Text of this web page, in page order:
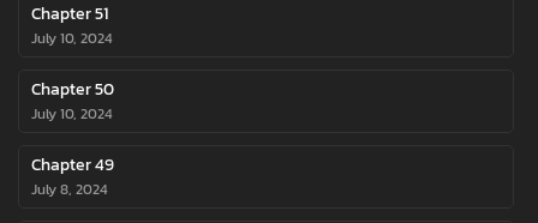
Chapter 51
July 10, 2024
Chapter 50
July 10, 2024
Chapter 49
July 8, 2024